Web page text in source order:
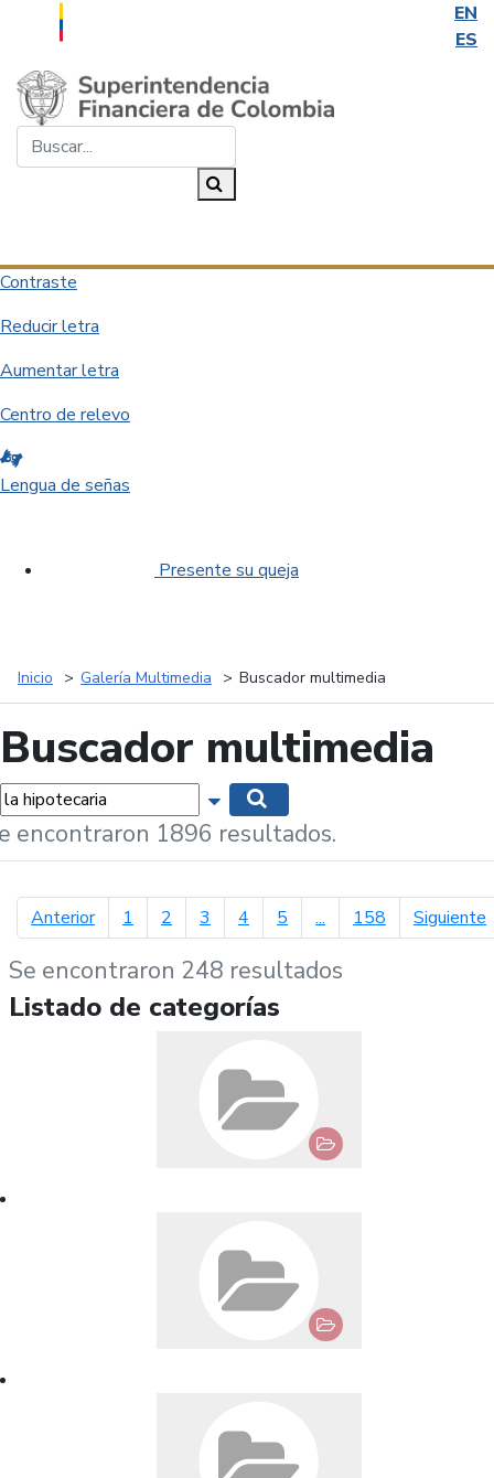
EN
ES
Saltar al contenido principal
Contraste
Reducir letra
Aumentar letra
Centro de relevo
Lengua de señas
Presente su queja
Inicio Galería Multimedia Buscador multimedia
Buscador multimedia
Mostrar opciones de búsqueda
encontraron 1896 resultados.
Anteriorpágina anterior
1 2 3 4 5 ... 158 Siguiente
Se encontraron 248 resultados
Listado de categorías